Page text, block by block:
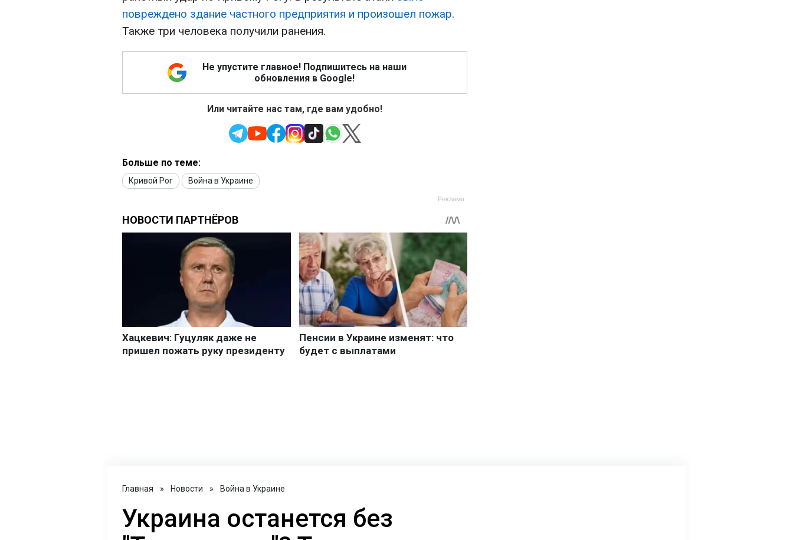
повреждено здание частного предприятия и произошел пожар.
Также три человека получили ранения.
Не упустите главное! Подпишитесь на наши
обновления в Google!
Или читайте нас там, где вам удобно!
Больше по теме:
Кривой Рог Война в Украине
Главная » Новости » Война в Украине
Украина останется без